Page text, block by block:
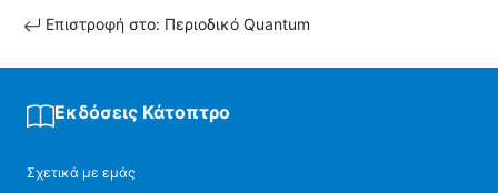
Επιστροφή στο: Περιοδικό Quantum
Εκδόσεις Κάτοπτρο
Σχετικά με εμάς